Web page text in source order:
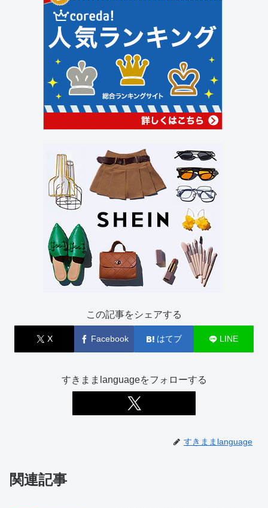
この記事をシェアする
X Facebook はてブ LINE
すきままlanguageをフォローする
すきままlanguage
関連記事